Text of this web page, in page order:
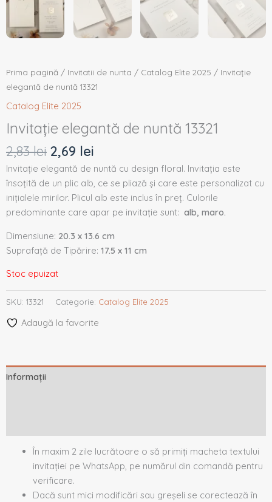
Prima pagină / Invitatii de nunta / Catalog Elite 2025 / Invitație
elegantă de nuntă 13321
Catalog Elite 2025
Invitație elegantă de nuntă 13321
2,83lei 2,69 lei
Invitație elegantă de nuntă cu design floral. Invitația este
însoțită de un plic alb, ce se pliază și care este personalizat cu
inițialele mirilor. Plicul alb este inclus în preț. Culorile
predominante care apar pe invitație sunt: alb, maro.
Dimensiune: 20.3 x 13.6 cm
Suprafață de Tipărire: 17.5 x 11 cm
Stoc epuizat
SKU: 13321 Categorie: Catalog Elite 2025
Adaugă la favorite
Informații
În maxim 2 zile lucrătoare o să primiți macheta textului
invitației pe WhatsApp, pe numărul din comandă pentru
verificare.
Dacă sunt mici modificări sau greșeli se corectează în